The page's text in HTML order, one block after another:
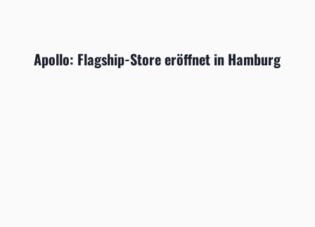
Apollo: Flagship-Store eröffnet in Hamburg